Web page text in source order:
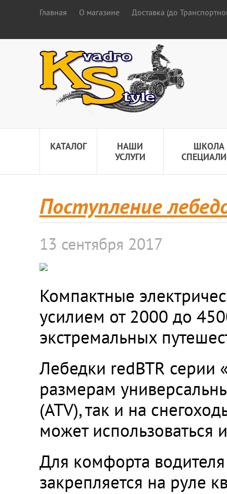
Главная О магазине Доставка (до
КАТАЛОГ
НАШИ
УСЛУГИ
ШКОЛА
Поступление
13 сентября 2017
Компактные
усилием от 2000 до
экстремальных
Лебедки redBTR серии
размерам
(ATV), так и на
может использоваться
Для комфорта водителя
закрепляется на руле